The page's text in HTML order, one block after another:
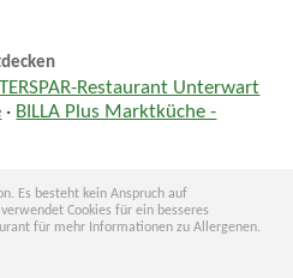
Restaurant Unterwart
· BILLA Plus Marktküche -
Es besteht kein Anspruch auf
Cookies für ein besseres
für mehr Informationen zu Allergenen.